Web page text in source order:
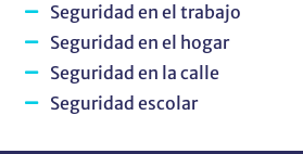
Seguridad en el trabajo
Seguridad en el hogar
Seguridad en la calle
Seguridad escolar